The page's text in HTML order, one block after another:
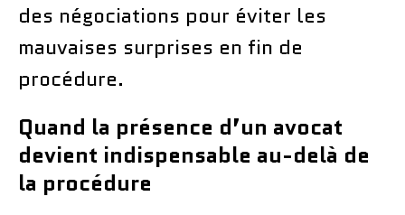
des négociations pour éviter les
mauvaises surprises en fin de
procédure.
Quand la présence d’un avocat
devient indispensable au-delà de
la procédure